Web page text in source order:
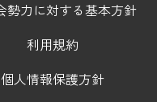
勢力に対する基本方針
利用規約
個人情報保護方針